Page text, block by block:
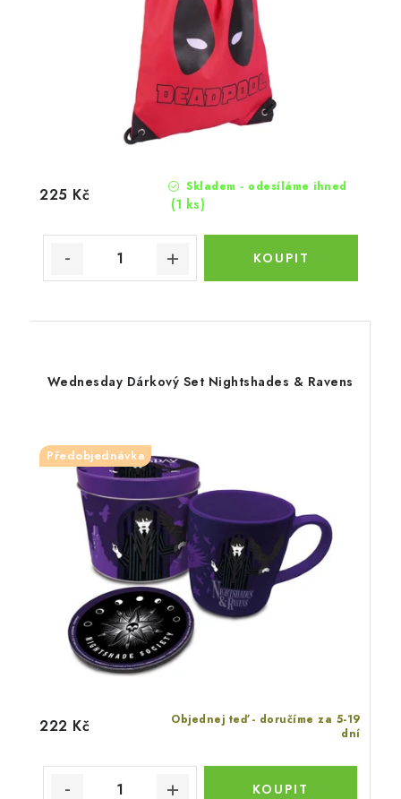
Skladem - odesíláme ihned
(1 ks)
225 Kč
Wednesday Dárkový Set Nightshades & Ravens
Předobjednávka
Objednej teď - doručíme za 5-19
dní
222 Kč